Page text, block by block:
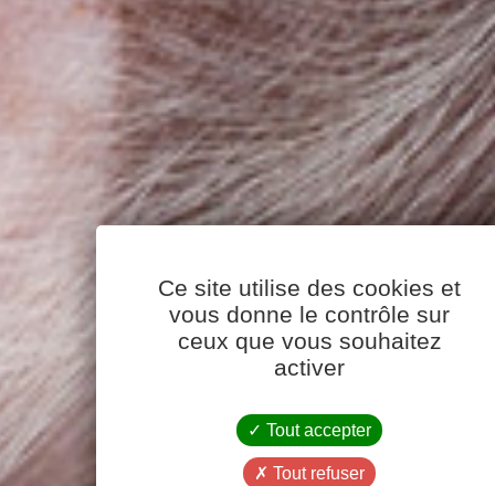
Ce site utilise des cookies et
vous donne le contrôle sur
ceux que vous souhaitez
activer
Tout accepter
Tout refuser